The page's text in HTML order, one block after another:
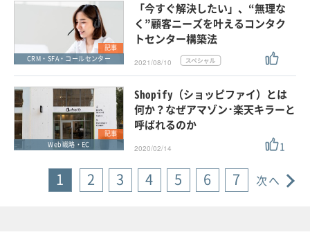
記事
CRM・SFA・コールセンター
「今すぐ解決したい」、“無理な
く”顧客ニーズを叶えるコンタク
トセンター構築法
2021/08/10
記事
Web戦略・EC
Shopify（ショッピファイ）とは
何か？なぜアマゾン･楽天キラーと
呼ばれるのか
2020/02/14 1
1 2 3 4 5 6 7 次へ